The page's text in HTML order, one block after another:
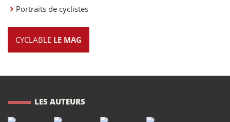
Portraits de cyclistes
CYCLABLE LE MAG
LES AUTEURS